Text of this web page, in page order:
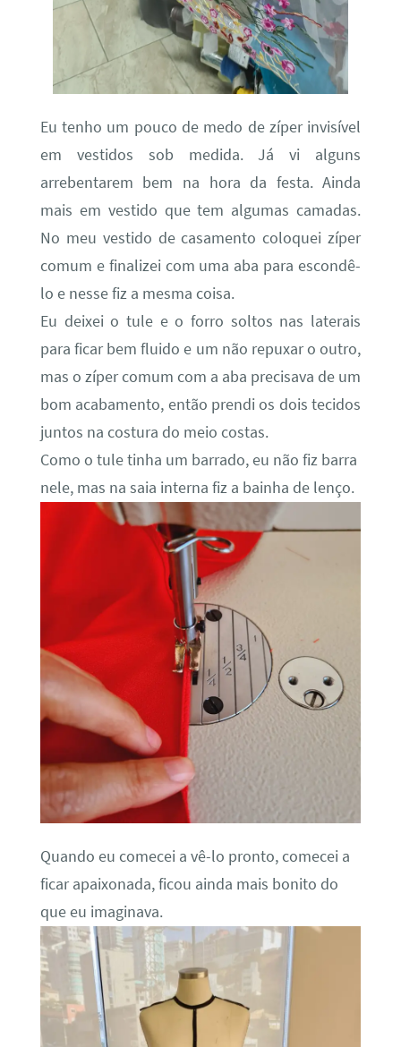
Eu tenho um pouco de medo de zíper invisível
em vestidos sob medida. Já vi alguns
arrebentarem bem na hora da festa. Ainda
mais em vestido que tem algumas camadas.
No meu vestido de casamento coloquei zíper
comum e finalizei com uma aba para escondê-
lo e nesse fiz a mesma coisa.
Eu deixei o tule e o forro soltos nas laterais
para ficar bem fluido e um não repuxar o outro,
mas o zíper comum com a aba precisava de um
bom acabamento, então prendi os dois tecidos
juntos na costura do meio costas.
Como o tule tinha um barrado, eu não fiz barra
nele, mas na saia interna fiz a bainha de lenço.
Quando eu comecei a vê-lo pronto, comecei a
ficar apaixonada, ficou ainda mais bonito do
que eu imaginava.